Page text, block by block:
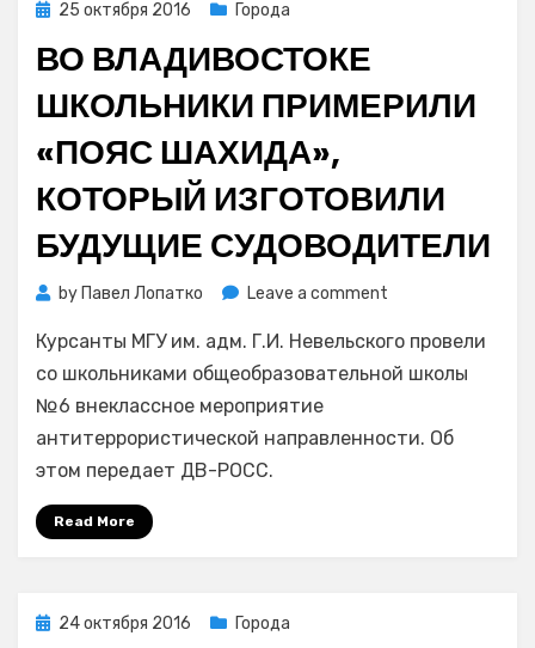
Posted
25 октября 2016 Города
ВО ВЛАДИВОСТОКЕ
ШКОЛЬНИКИ ПРИМЕРИЛИ
«ПОЯС ШАХИДА»,
КОТОРЫЙ ИЗГОТОВИЛИ
БУДУЩИЕ СУДОВОДИТЕЛИ
by Павел Лопатко Leave a comment
Владивостоке
школьники
шахида»,
Курсанты МГУ им. адм. Г.И. Невельского провели
со школьниками общеобразовательной школы
№6 внеклассное мероприятие
антитеррористической направленности. Об
этом передает ДВ-РОСС.
Read More
Posted
24 октября 2016 Города